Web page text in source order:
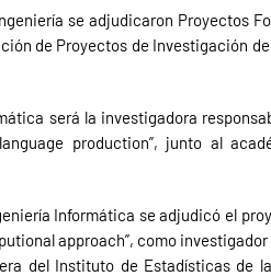
se adjudicaron Proyectos
de Proyectos de Investigación
será la investigadora
production”, junto al
Informática se adjudicó el
approach”, como
del Instituto de Estadísticas de